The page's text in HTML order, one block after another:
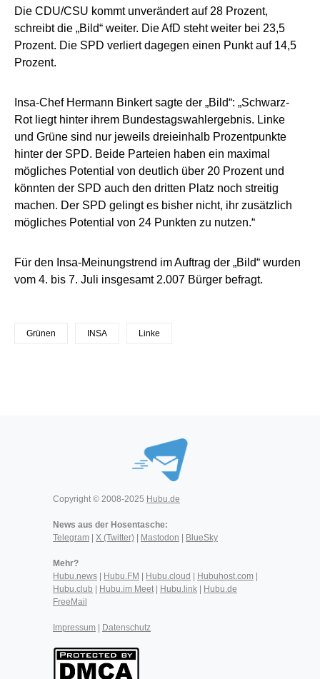
Die CDU/CSU kommt unverändert auf 28 Prozent,
schreibt die „Bild“ weiter. Die AfD steht weiter bei 23,5
Prozent. Die SPD verliert dagegen einen Punkt auf 14,5
Prozent.
Insa-Chef Hermann Binkert sagte der „Bild“: „Schwarz-
Rot liegt hinter ihrem Bundestagswahlergebnis. Linke
und Grüne sind nur jeweils dreieinhalb Prozentpunkte
hinter der SPD. Beide Parteien haben ein maximal
mögliches Potential von deutlich über 20 Prozent und
könnten der SPD auch den dritten Platz noch streitig
machen. Der SPD gelingt es bisher nicht, ihr zusätzlich
mögliches Potential von 24 Punkten zu nutzen.“
Für den Insa-Meinungstrend im Auftrag der „Bild“ wurden
vom 4. bis 7. Juli insgesamt 2.007 Bürger befragt.
Grünen INSA Linke
Copyright © 2008-2025 Hubu.de
News aus der Hosentasche:
Telegram
X (Twitter) Mastodon BlueSky
Mehr?
Hubu.news
Hubu.FM Hubu.cloud Hubuhost.com
Hubu.club
Hubu.im Meet| Hubu.link
Hubu.de
FreeMail
Impressum Datenschutz